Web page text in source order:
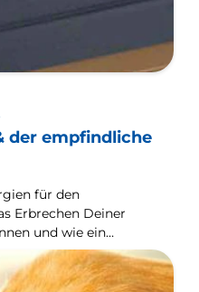
der empfindliche
für den
Erbrechen Deiner
und wie ein
kann.